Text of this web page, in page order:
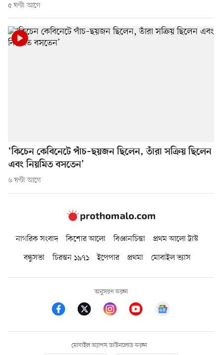
৫ ঘণ্টা আগে
‘কিচেন কেবিনেটে পাঁচ–ছয়জন ছিলেন, তাঁরা সক্রিয় ছিলেন
এবং নিয়মিত বসতেন’
৬ ঘণ্টা আগে
নাগরিক সংবাদ কিশোর আলো বিজ্ঞানচিন্তা
প্রথম আলো ট্রাস্ট
বন্ধুসভা
চিরন্তন ১৯৭১ ইপেপার প্রথমা মোবাইল ভ্যাস
অনুসরণ করুন
মোবাইল অ্যাপস ডাউনলোড করুন